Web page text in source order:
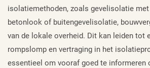
isolatiemethoden, zoals gevelisolatie
betonlook of buitengevelisolatie,
van de lokale overheid. Dit kan leiden tot
rompslomp en vertraging in het
essentieel om vooraf goed te informeren